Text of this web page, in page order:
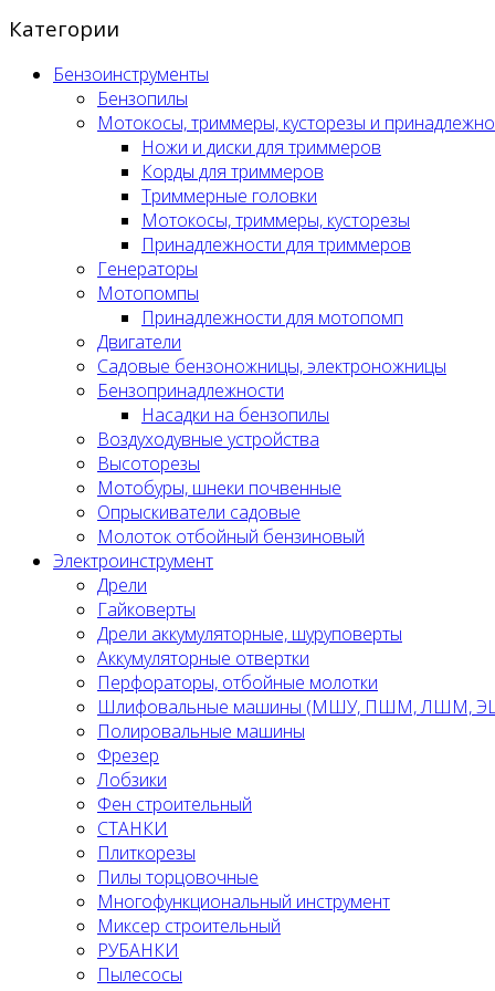
Категории
Бензоинструменты
Бензопилы
Мотокосы, триммеры, кусторезы и
Ножи и диски для триммеров
Корды для триммеров
Триммерные головки
Мотокосы, триммеры, кусторезы
Принадлежности для триммеров
Генераторы
Мотопомпы
Принадлежности для мотопомп
Двигатели
Садовые бензоножницы, электроножницы
Бензопринадлежности
Насадки на бензопилы
Воздуходувные устройства
Высоторезы
Мотобуры, шнеки почвенные
Опрыскиватели садовые
Молоток отбойный бензиновый
Электроинструмент
Дрели
Гайковерты
Дрели аккумуляторные, шуруповерты
Аккумуляторные отвертки
Перфораторы, отбойные молотки
Шлифовальные машины (МШУ, ПШМ, ЛШМ,
Полировальные машины
Фрезер
Лобзики
Фен строительный
СТАНКИ
Плиткорезы
Пилы торцовочные
Многофункциональный инструмент
Миксер строительный
РУБАНКИ
Пылесосы